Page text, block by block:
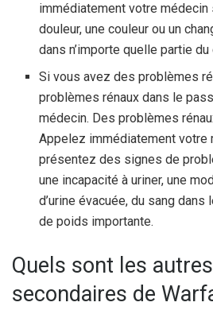
immédiatement votre
douleur, une couleur ou un
dans n’importe quelle partie du
Si vous avez des problèmes
problèmes rénaux dans le
médecin. Des problèmes
Appelez immédiatement votre
présentez des signes de
une incapacité à uriner, une
d’urine évacuée, du sang
de poids importante.
Quels sont les
secondaires de